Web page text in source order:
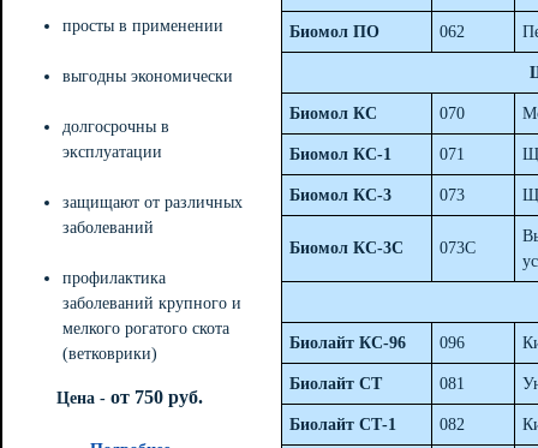
просты в применении
выгодны экономически
долгосрочны в
эксплуатации
защищают от различных
заболеваний
профилактика
заболеваний крупного и
мелкого рогатого скота
(ветковрики)
Цена - от 750 руб.
Биомол ПО 062
Биомол КС 070
Биомол КС-1 071
Биомол КС-3 073
Биомол КС-3С 073С
Биолайт КС-96 096
Биолайт СТ 081
Биолайт СТ-1 082